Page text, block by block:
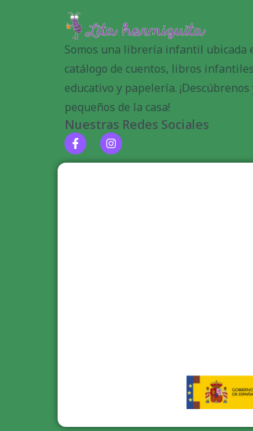
Somos una librería infantil ubicada
catálogo de cuentos, libros
educativo y papelería.
pequeños de la casa!
Nuestras Redes Sociales